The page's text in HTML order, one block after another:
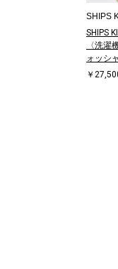
SHIPS
SHIPS
〈洗濯
ォッシ
￥